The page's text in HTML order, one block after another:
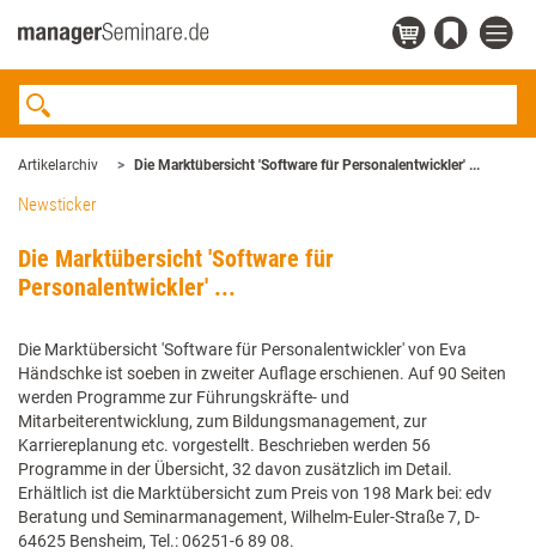
Artikelarchiv Die Marktübersicht 'Software für Personalentwickler' ...
Newsticker
Die Marktübersicht 'Software für
Personalentwickler' ...
Die Marktübersicht 'Software für Personalentwickler' von Eva
Händschke ist soeben in zweiter Auflage erschienen. Auf 90 Seiten
werden Programme zur Führungskräfte- und
Mitarbeiterentwicklung, zum Bildungsmanagement, zur
Karriereplanung etc. vorgestellt. Beschrieben werden 56
Programme in der Übersicht, 32 davon zusätzlich im Detail.
Erhältlich ist die Marktübersicht zum Preis von 198 Mark bei: edv
Beratung und Seminarmanagement, Wilhelm-Euler-Straße 7, D-
64625 Bensheim, Tel.: 06251-6 89 08.